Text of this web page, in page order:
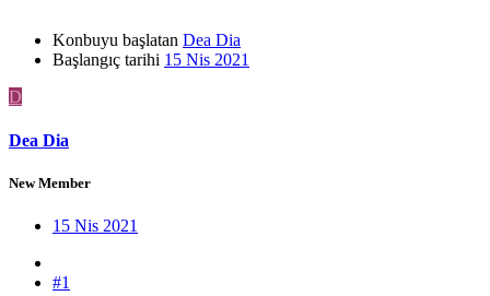
Konbuyu başlatan Dea Dia
Başlangıç tarihi 15 Nis 2021
D
Dea Dia
New Member
15 Nis 2021
#1